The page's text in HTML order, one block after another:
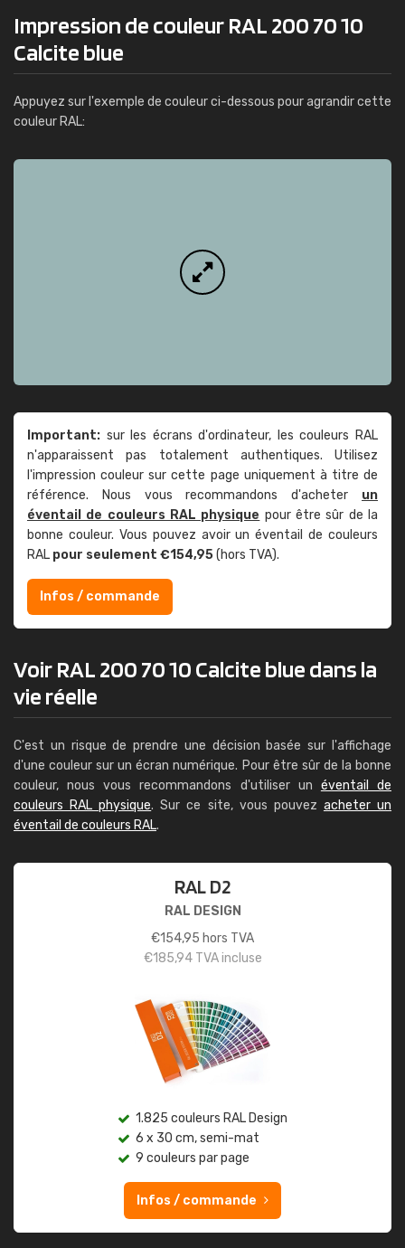
Impression de couleur RAL 200 70 10
Calcite blue
Appuyez sur l'exemple de couleur ci-dessous pour agrandir cette
couleur RAL:
Important: sur les écrans d'ordinateur, les couleurs RAL
n'apparaissent pas totalement authentiques. Utilisez
l'impression couleur sur cette page uniquement à titre de
référence. Nous vous recommandons d'acheter un
éventail de couleurs RAL physique pour être sûr de la
bonne couleur. Vous pouvez avoir un éventail de couleurs
RAL pour seulement €154,95(hors TVA).
Infos / commande
Voir RAL 200 70 10 Calcite blue dans la
vie réelle
C'est un risque de prendre une décision basée sur l'affichage
d'une couleur sur un écran numérique. Pour être sûr de la bonne
couleur, nous vous recommandons d'utiliser un éventail de
couleurs RAL physique. Sur ce site, vous pouvez acheter un
éventail de couleurs RAL.
RAL D2
RAL DESIGN
€154,95 hors TVA
€185,94TVA incluse
1.825 couleurs RAL Design
6 x 30 cm, semi-mat
9 couleurs par page
Infos / commande